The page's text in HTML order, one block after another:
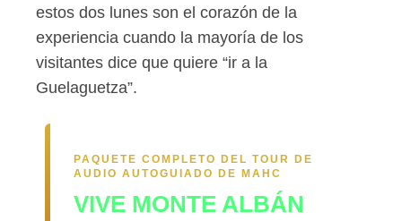
estos dos lunes son el corazón de la
experiencia cuando la mayoría de los
visitantes dice que quiere “ir a la
Guelaguetza”.
PAQUETE COMPLETO DEL TOUR DE
AUDIO AUTOGUIADO DE MAHC
VIVE MONTE ALBÁN